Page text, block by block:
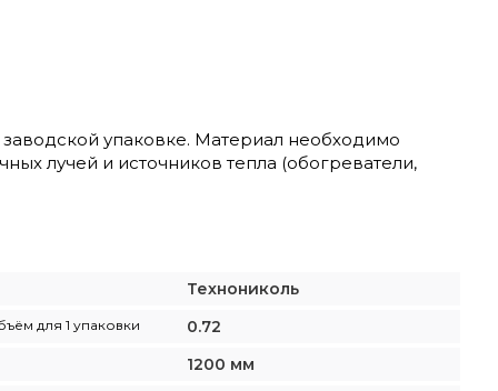
упаковке. Материал необходимо
лучей и источников тепла (обогреватели,
Технониколь
для 1 упаковки 0.72
1200 мм